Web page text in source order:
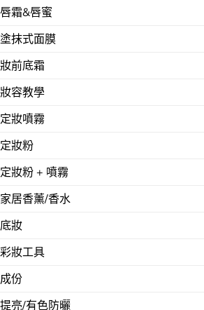
唇霜&唇蜜
塗抹式面膜
妝前底霜
妝容教學
定妝噴霧
定妝粉
定妝粉 + 噴霧
家居香薰/香水
底妝
彩妝工具
成份
提亮/有色防曬